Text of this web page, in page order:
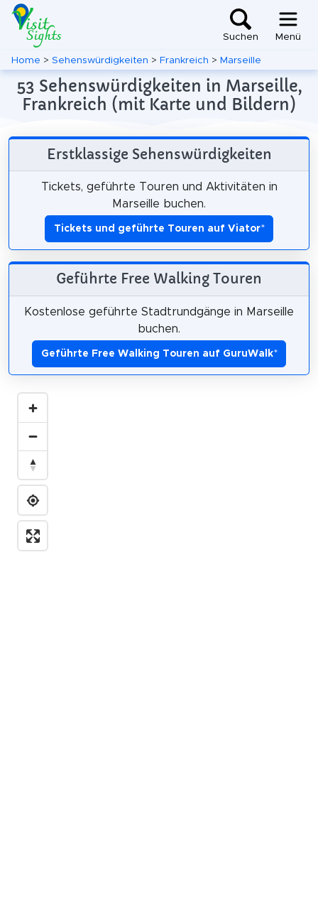
Suchen Menü
Home > Sehenswürdigkeiten > Frankreich > Marseille
53 Sehenswürdigkeiten in Marseille,
Frankreich (mit Karte und Bildern)
Erstklassige Sehenswürdigkeiten
Tickets, geführte Touren und Aktivitäten in
Marseille buchen.
Tickets und geführte Touren auf Viator*
Geführte Free Walking Touren
Kostenlose geführte Stadtrundgänge in Marseille
buchen.
Geführte Free Walking Touren auf GuruWalk*